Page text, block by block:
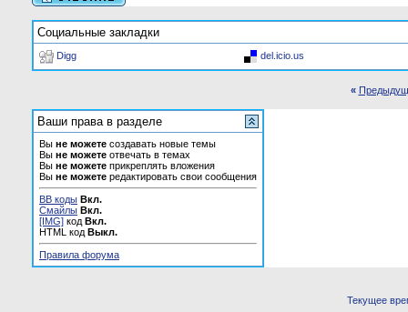
Социальные закладки
Digg del.icio.us
«
Ваши права в разделе
Вы не можете создавать новые темы
Вы не можете отвечать в темах
Вы не можете прикреплять вложения
Вы не можете редактировать свои сообщения
BB коды Вкл.
Смайлы Вкл.
[IMG] код Вкл.
HTML код Выкл.
Правила форума
Текущее